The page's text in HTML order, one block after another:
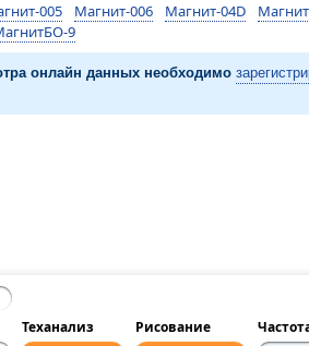
005 Магнит-006 Магнит-04D
9
онлайн данных необходимо
Теханализ Рисование